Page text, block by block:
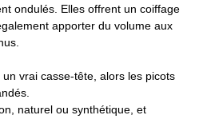
ondulés. Elles offrent un coiffage
apporter du volume aux
vrai casse-tête, alors les picots
naturel ou synthétique, et